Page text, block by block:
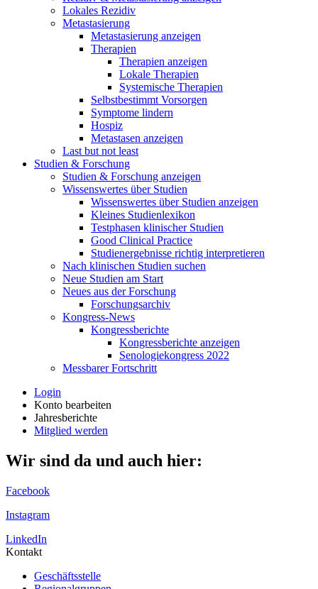
Lokales Rezidiv
Metastasierung
Metastasierung anzeigen
Therapien
Therapien anzeigen
Lokale Therapien
Systemische Therapien
Selbstbestimmt Vorsorgen
Symptome lindern
Hospiz
Metastasen anzeigen
Last but not least
Studien & Forschung
Studien & Forschung anzeigen
Wissenswertes über Studien
Wissenswertes über Studien anzeigen
Kleines Studienlexikon
Testphasen klinischer Studien
Good Clinical Practice
Studienergebnisse richtig interpretieren
Nach klinischen Studien suchen
Neue Studien am Start
Neues aus der Forschung
Forschungsarchiv
Kongress-News
Kongressberichte
Kongressberichte anzeigen
Senologiekongress 2022
Messbarer Fortschritt
Login
Konto bearbeiten
Jahresberichte
Mitglied werden
Wir sind da und auch hier:
Facebook
Instagram
LinkedIn
Kontakt
Geschäftsstelle